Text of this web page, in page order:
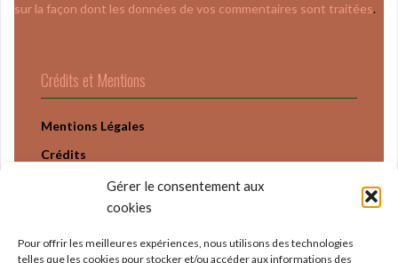
Gérer le consentement aux
cookies
Pour offrir les meilleures expériences, nous utilisons des technologies
telles que les cookies pour stocker et/ou accéder aux informations des
sur la façon dont les données de vos commentaires sont traitées.
Crédits et Mentions
Mentions Légales
Crédits
Politique Confidentialité